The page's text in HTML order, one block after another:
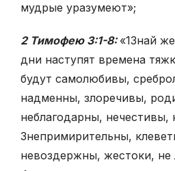
мудрые уразумеют»;
2 Тимофею 3:1-8:«1Знай
дни наступят времена
будут самолюбивы,
надменны, злоречивы,
неблагодарны,
3непримирительны,
невоздержны, жестоки,